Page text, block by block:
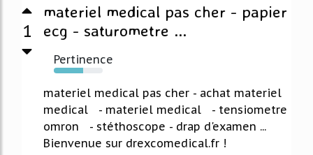
1
materiel medical pas cher - papier
ecg - saturometre ...
Pertinence
60%
materiel medical pas cher - achat materiel
medical - materiel medical - tensiometre
omron - stéthoscope - drap d'examen ...
Bienvenue sur drexcomedical.fr !